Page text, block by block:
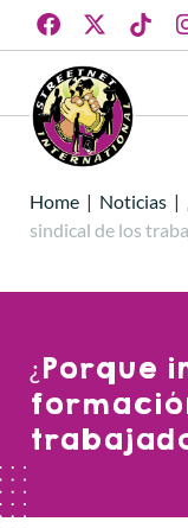
Home | Noticias |
sindical de los
¿Porque